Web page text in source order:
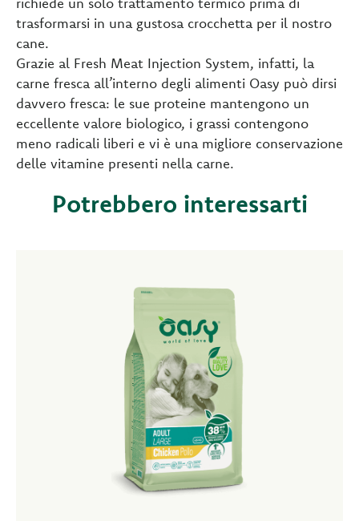
trasformarsi in una gustosa crocchetta per il nostro
cane.
Grazie al Fresh Meat Injection System, infatti, la
carne fresca all’interno degli alimenti Oasy può dirsi
davvero fresca: le sue proteine mantengono un
eccellente valore biologico, i grassi contengono
meno radicali liberi e vi è una migliore conservazione
delle vitamine presenti nella carne.
Potrebbero interessarti